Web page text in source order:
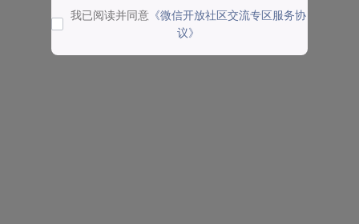
我已阅读并同意 《微信开放社区交流专区服务协
议》